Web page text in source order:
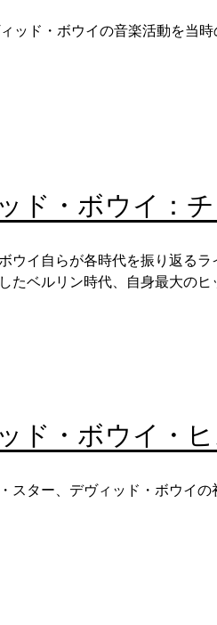
ッド・ボウイの音楽活動を当
ド・ボウイ：
ウイ自らが各時代を振り返る
たベルリン時代、自身最大の
ド・ボウイ・
スター、デヴィッド・ボウイ